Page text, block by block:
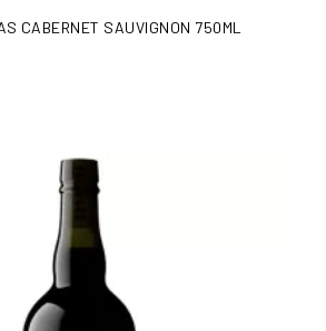
AÑADIR AL CARRITO
CABERNET SAUVIGNON 750ML